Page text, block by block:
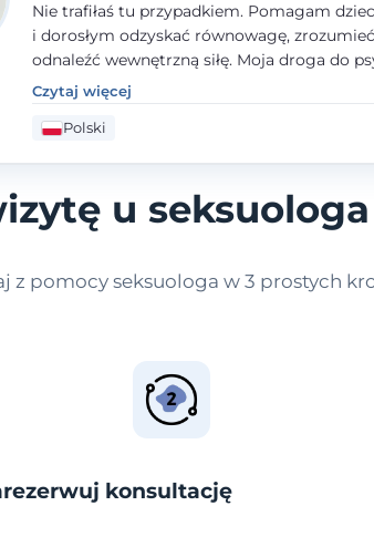
Nie trafiłaś tu przypadkiem. Pomagam
i dorosłym odzyskać równowagę,
odnaleźć wewnętrzną siłę. Moja droga do
zaczęła się od życia - pełnego wyzwań, które
uważności, empatii i pokory. Dziś łączę
nauczycielki, psychologa, psychoterapeuty i
mogę obiecać, że będę po Twojej stronie.
Czytaj więcej
Polski
u
z pomocy seksuologa w 3 prostych
konsultację